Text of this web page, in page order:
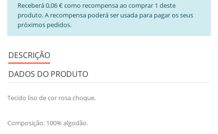
Receberá 0,06 € como recompensa ao comprar 1 deste
produto. A recompensa poderá ser usada para pagar os seus
próximos pedidos.
DESCRIÇÃO
DADOS DO PRODUTO
Tecido liso de cor rosa choque.
Composição: 100% algodão.